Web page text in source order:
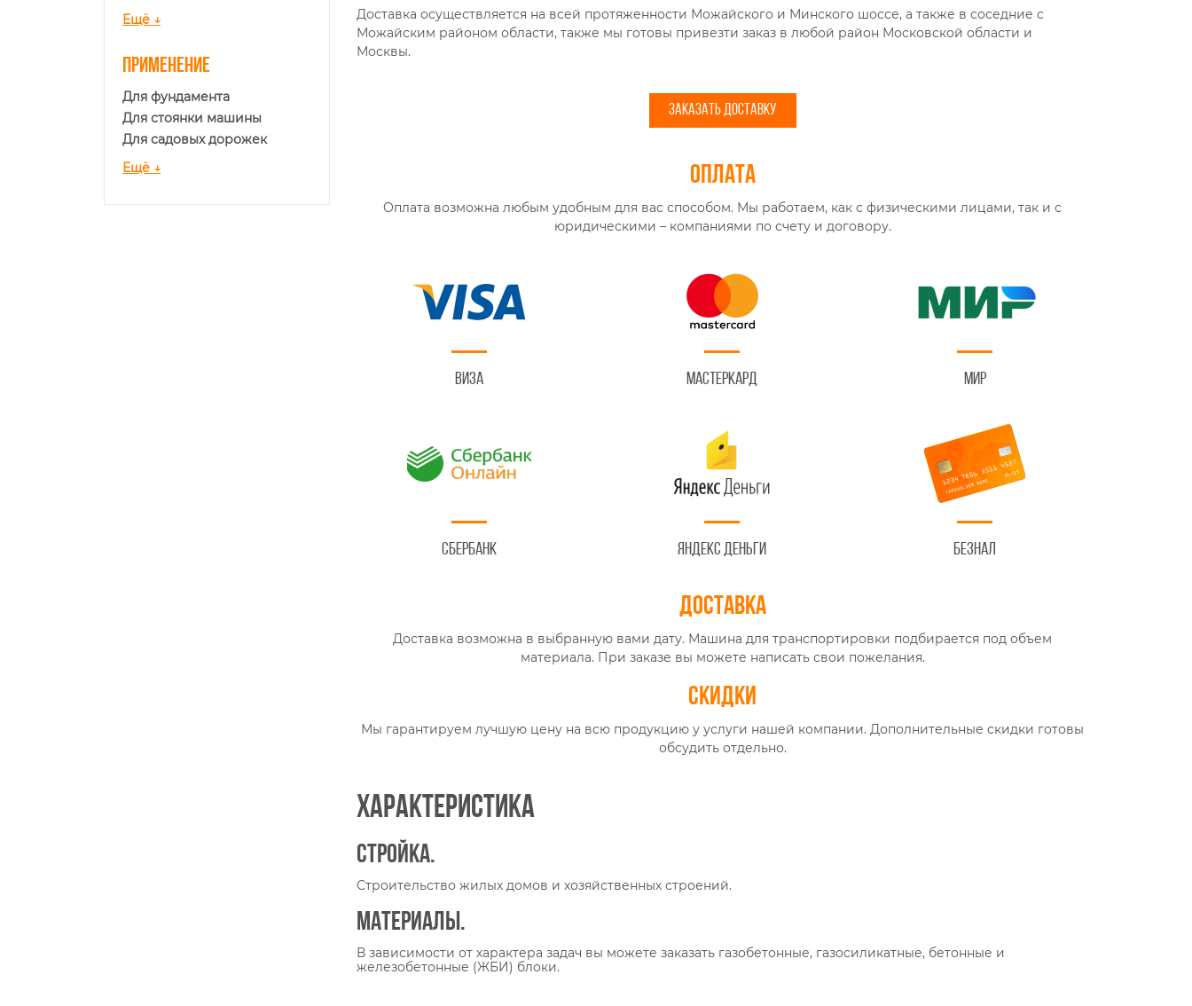
Ещё ↓
Применение
Для фундамента
Для стоянки машины
Для садовых дорожек
Ещё ↓
Доставка осуществляется на всей протяженности Можайского и Минского шоссе, а также в соседние с
Можайским районом области, также мы готовы привезти заказ в любой район Московской области и
Москвы.
ЗАКАЗАТЬ ДОСТАВКУ
Оплата
Оплата возможна любым удобным для вас способом. Мы работаем, как с физическими лицами, так и с
юридическими – компаниями по счету и договору.
Виза Мастеркард Мир
Сбербанк Яндекс Деньги Безнал
Доставка
Доставка возможна в выбранную вами дату. Машина для транспортировки подбирается под объем
материала. При заказе вы можете написать свои пожелания.
Скидки
Мы гарантируем лучшую цену на всю продукцию у услуги нашей компании. Дополнительные скидки готовы
обсудить отдельно.
Характеристика
Стройка.
Строительство жилых домов и хозяйственных строений.
Материалы.
В зависимости от характера задач вы можете заказать газобетонные, газосиликатные, бетонные и
железобетонные (ЖБИ) блоки.